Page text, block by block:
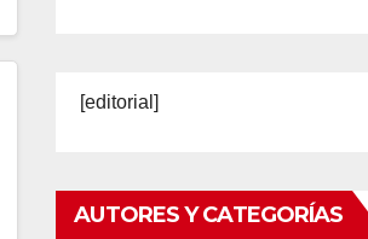
[editorial]
AUTORES Y CATEGORÍAS